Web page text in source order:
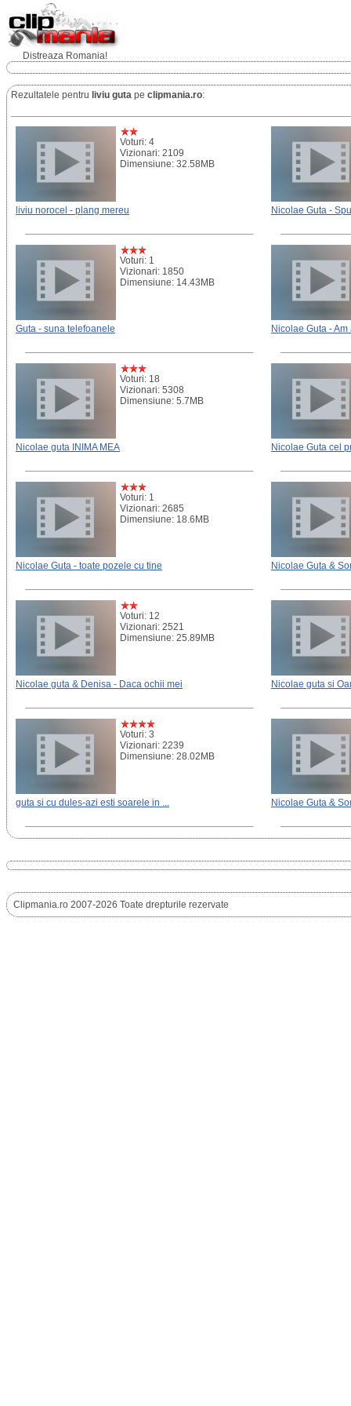
Distreaza Romania!
Rezultatele pentru liviu guta pe clipmania.ro:
Voturi: 4
Vizionari: 2109
Dimensiune: 32.58MB
liviu norocel - plang mereu Nicolae Guta -
Voturi: 1
Vizionari: 1850
Dimensiune: 14.43MB
Guta - suna telefoanele Nicolae Guta -
Voturi: 18
Vizionari: 5308
Dimensiune: 5.7MB
Nicolae guta INIMA MEA Nicolae Guta cel
Voturi: 1
Vizionari: 2685
Dimensiune: 18.6MB
Nicolae Guta - toate pozele cu tine Nicolae Guta &
Voturi: 12
Vizionari: 2521
Dimensiune: 25.89MB
Nicolae guta & Denisa - Daca ochii mei Nicolae guta si
Voturi: 3
Vizionari: 2239
Dimensiune: 28.02MB
guta si cu dules-azi esti soarele in ... Nicolae Guta &
Clipmania.ro 2007-2026 Toate drepturile rezervate